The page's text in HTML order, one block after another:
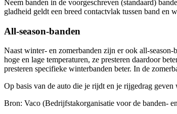
Neem banden in de voorgeschreven (standaard)
gladheid geldt een breed contactvlak tussen band en
All-season-banden
Naast winter- en zomerbanden zijn er ook all-
hoge en lage temperaturen, ze presteren daardoor
presteren specifieke winterbanden beter. In de
Op basis van de auto die je rijdt en je rijgedrag geven
Bron: Vaco (Bedrijfstakorganisatie voor de banden-